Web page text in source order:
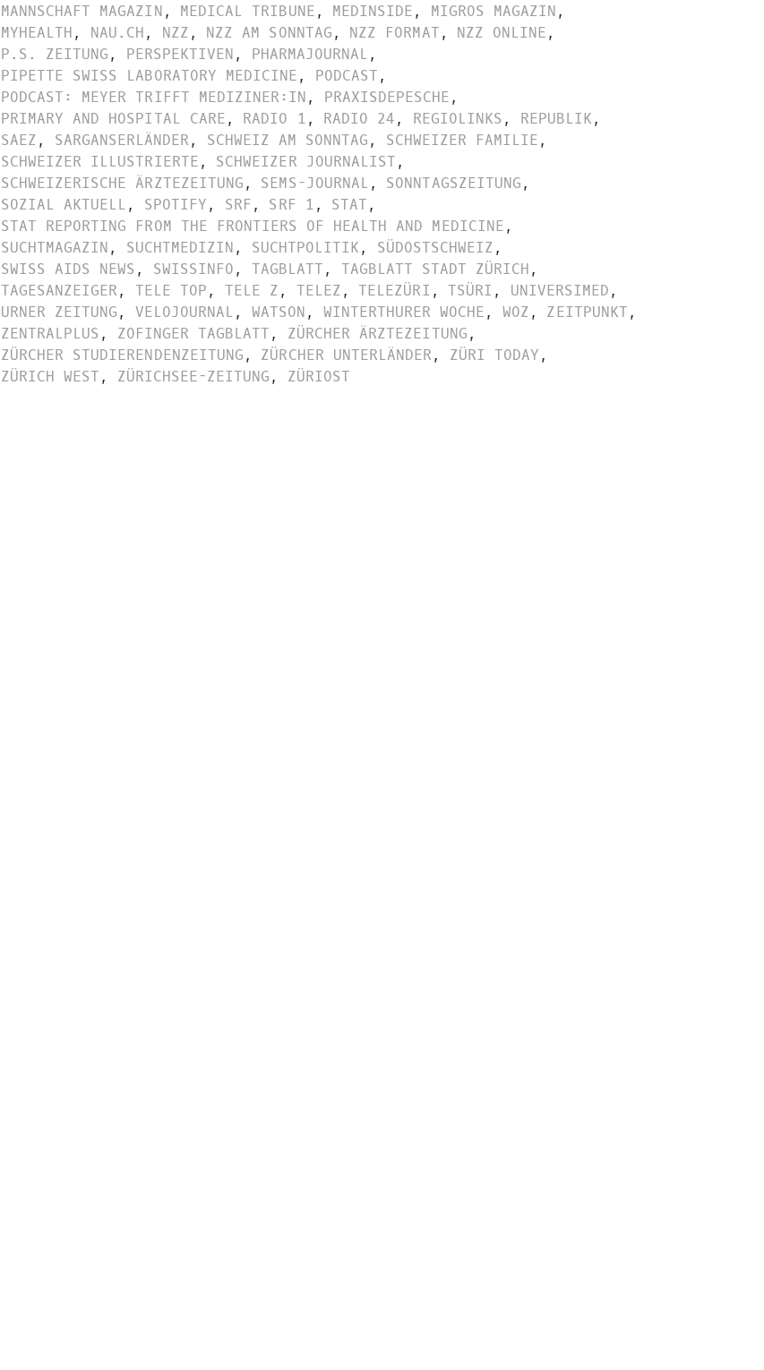
MANNSCHAFT MAGAZIN, MEDICAL TRIBUNE, MEDINSIDE, MIGROS MAGAZIN,
MYHEALTH, NAU.CH, NZZ, NZZ AM SONNTAG, NZZ FORMAT, NZZ ONLINE,
P.S. ZEITUNG, PERSPEKTIVEN, PHARMAJOURNAL,
PIPETTE SWISS LABORATORY MEDICINE, PODCAST,
PODCAST: MEYER TRIFFT MEDIZINER:IN, PRAXISDEPESCHE,
PRIMARY AND HOSPITAL CARE, RADIO 1, RADIO 24, REGIOLINKS , REPUBLIK,
SAEZ, SARGANSERLÄNDER, SCHWEIZ AM SONNTAG, SCHWEIZER FAMILIE,
SCHWEIZER ILLUSTRIERTE, SCHWEIZER JOURNALIST,
SCHWEIZERISCHE ÄRZTEZEITUNG, SEMS-JOURNAL, SONNTAGSZEITUNG,
SOZIAL AKTUELL, SPOTIFY, SRF, SRF 1, STAT,
STAT REPORTING FROM THE FRONTIERS OF HEALTH AND MEDICINE,
SUCHTMAGAZIN, SUCHTMEDIZIN, SUCHTPOLITIK, SÜDOSTSCHWEIZ,
SWISS AIDS NEWS , SWISSINFO, TAGBLATT, TAGBLATT STADT ZÜRICH,
TAGESANZEIGER, TELE TOP, TELE Z, TELEZ, TELEZÜRI , TSÜRI , UNIVERSIMED,
URNER ZEITUNG, VELOJOURNAL, WATSON, WINTERTHURER WOCHE, WOZ, ZEITPUNKT,
ZENTRALPLUS , ZOFINGER TAGBLATT, ZÜRCHER ÄRZTEZEITUNG,
ZÜRCHER STUDIERENDENZEITUNG, ZÜRCHER UNTERLÄNDER, ZÜRI TODAY,
ZÜRICH WEST, ZÜRICHSEE-ZEITUNG, ZÜRIOST